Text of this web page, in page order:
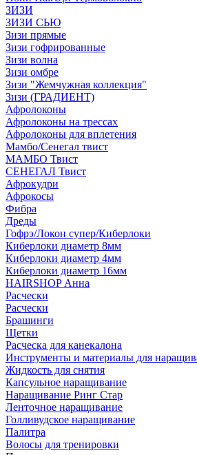
ЗИЗИ
ЗИЗИ СЬЮ
Зизи прямые
Зизи гофрированные
Зизи волна
Зизи омбре
Зизи "Жемчужная коллекция"
Зизи (ГРАДИЕНТ)
Афролоконы
Афролоконы на трессах
Афролоконы для вплетения
Мамбо/Сенегал твист
МАМБО Твист
СЕНЕГАЛ Твист
Афрокудри
Афрокосы
Фибра
Дреды
Гофрэ/Локон супер/Киберлоки
Киберлоки диаметр 8мм
Киберлоки диаметр 4мм
Киберлоки диаметр 16мм
HAIRSHOP Анна
Расчески
Расчески
Брашинги
Щетки
Расческа для канекалона
Инструменты и материалы для
Жидкость для снятия
Капсульное наращивание
Наращивание Ринг Стар
Ленточное наращивание
Голливудское наращивание
Палитра
Волосы для тренировки